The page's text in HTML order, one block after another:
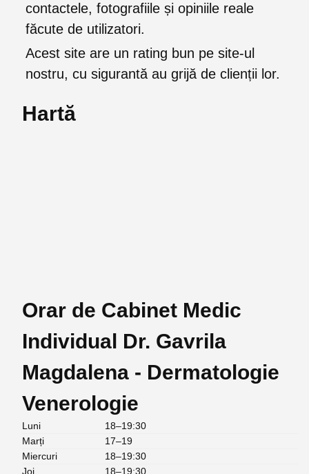
contactele, fotografiile și opiniile reale
făcute de utilizatori.
Acest site are un rating bun pe site-ul
nostru, cu sigurantă au grijă de clienții lor.
Hartă
Orar de Cabinet Medic
Individual Dr. Gavrila
Magdalena - Dermatologie
Venerologie
Luni
18–19:30
Marți
17–19
Miercuri
18–19:30
Joi
18–19:30